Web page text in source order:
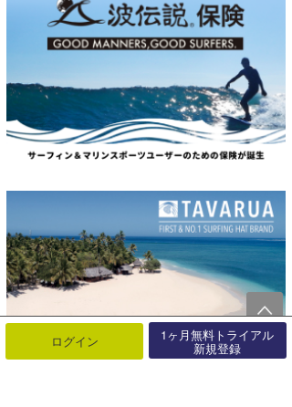
ログイン 1ヶ月無料トライアル
新規登録